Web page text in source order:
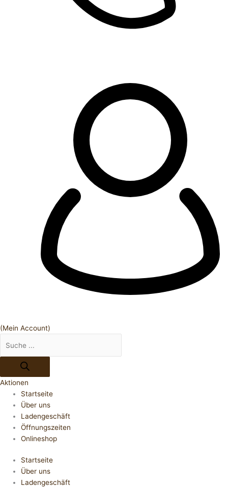
(Mein Account)
Aktionen
Startseite
Über uns
Ladengeschäft
Öffnungszeiten
Onlineshop
Startseite
Über uns
Ladengeschäft